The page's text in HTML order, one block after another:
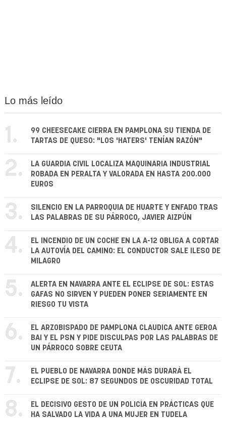
Lo más leído
1.
99 CHEESECAKE CIERRA EN PAMPLONA SU TIENDA DE
TARTAS DE QUESO: "LOS 'HATERS' TENÍAN RAZÓN"
2.
LA GUARDIA CIVIL LOCALIZA MAQUINARIA INDUSTRIAL
ROBADA EN PERALTA Y VALORADA EN HASTA 200.000
EUROS
3.
SILENCIO EN LA PARROQUIA DE HUARTE Y ENFADO TRAS
LAS PALABRAS DE SU PÁRROCO, JAVIER AIZPÚN
4.
EL INCENDIO DE UN COCHE EN LA A-12 OBLIGA A CORTAR
LA AUTOVÍA DEL CAMINO: EL CONDUCTOR SALE ILESO DE
MILAGRO
5.
ALERTA EN NAVARRA ANTE EL ECLIPSE DE SOL: ESTAS
GAFAS NO SIRVEN Y PUEDEN PONER SERIAMENTE EN
RIESGO TU VISTA
6.
EL ARZOBISPADO DE PAMPLONA CLAUDICA ANTE GEROA
BAI Y EL PSN Y PIDE DISCULPAS POR LAS PALABRAS DE
UN PÁRROCO SOBRE CEUTA
7.
EL PUEBLO DE NAVARRA DONDE MÁS DURARÁ EL
ECLIPSE DE SOL: 87 SEGUNDOS DE OSCURIDAD TOTAL
8.
EL DECISIVO GESTO DE UN POLICÍA EN PRÁCTICAS QUE
HA SALVADO LA VIDA A UNA MUJER EN TUDELA